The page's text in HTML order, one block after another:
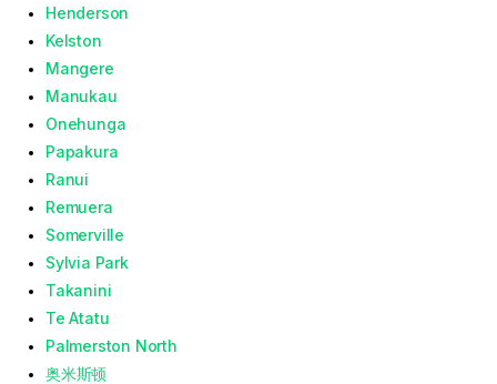
Henderson
Kelston
Mangere
Manukau
Onehunga
Papakura
Ranui
Remuera
Somerville
Sylvia Park
Takanini
Te Atatu
Palmerston North
奥米斯顿